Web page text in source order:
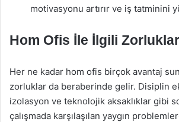
motivasyonu artırır ve iş tatminini
Hom Ofis İle İlgili Zorluklar
Her ne kadar hom ofis birçok avantaj
zorluklar da beraberinde gelir. Disiplin
izolasyon ve teknolojik aksaklıklar gibi
çalışmada karşılaşılan yaygın